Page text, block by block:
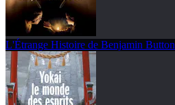
L'Étrange Histoire de Benjamin Button